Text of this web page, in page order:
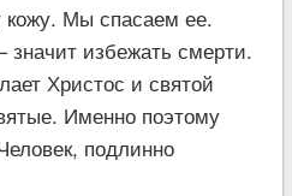
Мы спасаем ее.
избежать смерти.
Христос и святой
Именно поэтому
подлинно